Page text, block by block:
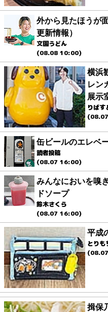
外から見たほうが
更新情報）
文園うどん
(08.08 10:00)
横浜
レン
展示
りばす
缶ビールのエレベ
読者投稿
(08.07 16:00)
みんなにおいを嗅
ドソープ
鈴木さくら
(08.07 16:00)
平成
とりも
揖保